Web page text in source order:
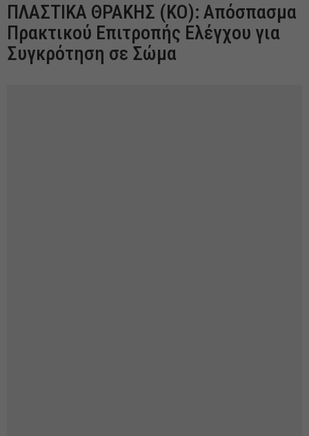
ΠΛΑΣΤΙΚΑ ΘΡΑΚΗΣ (ΚΟ): Απόσπασμα
Πρακτικού Επιτροπής Ελέγχου για
Συγκρότηση σε Σώμα